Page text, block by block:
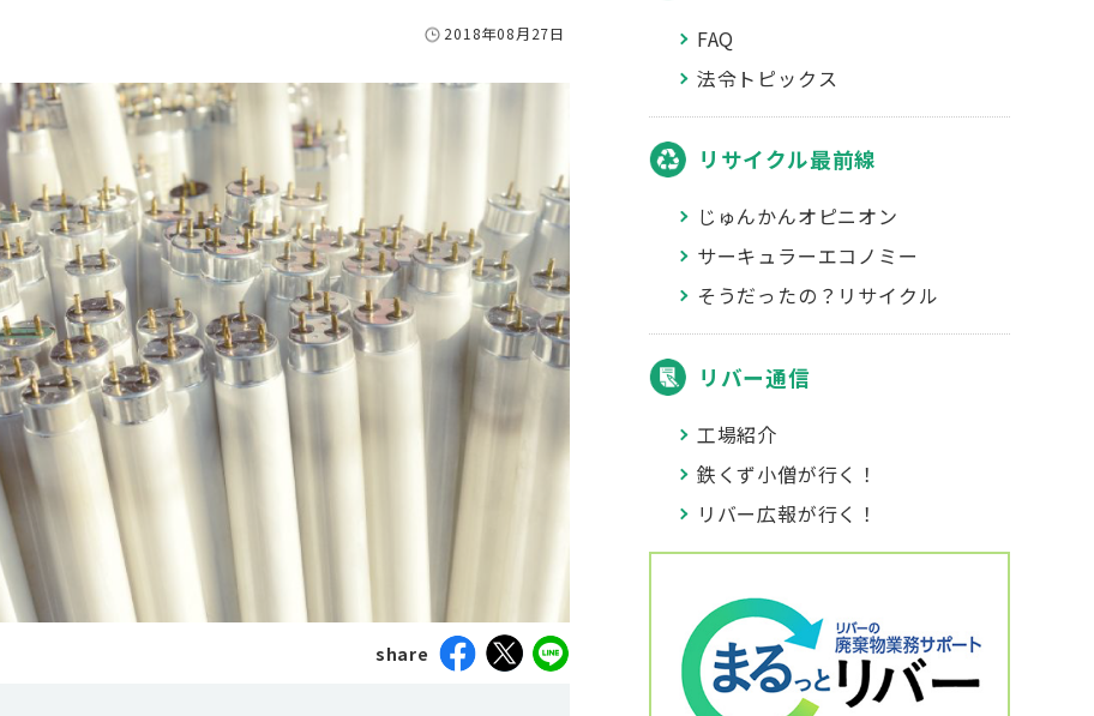
2018年08月27日
share
FAQ
法令トピックス
リサイクル最前線
じゅんかんオピニオン
サーキュラーエコノミー
そうだったの？リサイクル
リバー通信
工場紹介
鉄くず小僧が行く！
リバー広報が行く！